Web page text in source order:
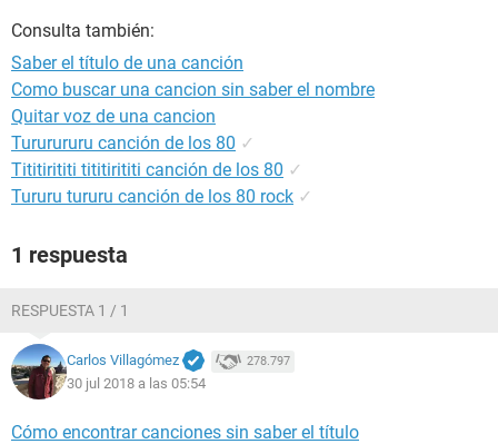
Consulta también:
Saber el título de una canción
Como buscar una cancion sin saber el nombre
Quitar voz de una cancion
Tururururu canción de los 80 ✓
Tititirititi tititirititi canción de los 80 ✓
Tururu tururu canción de los 80 rock ✓
1 respuesta
RESPUESTA 1 / 1
Carlos Villagómez 278.797
30 jul 2018 a las 05:54
Cómo encontrar canciones sin saber el título